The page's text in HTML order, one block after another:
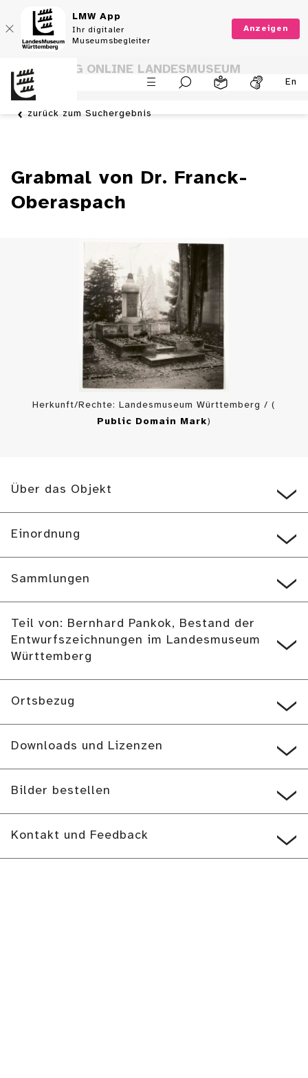
LMW App
Ihr digitaler
Museumsbegleiter
Anzeigen
En
SAMMLUNG ONLINE LANDESMUSEUM
WÜRTTEMBERG
zurück zum Suchergebnis
Grabmal von Dr. Franck-
Oberaspach
Herkunft/Rechte: Landesmuseum Württemberg / (
Public Domain Mark)
Über das Objekt
Einordnung
Sammlungen
Teil von: Bernhard Pankok, Bestand der
Entwurfszeichnungen im Landesmuseum
Württemberg
Ortsbezug
Downloads und Lizenzen
Bilder bestellen
Kontakt und Feedback